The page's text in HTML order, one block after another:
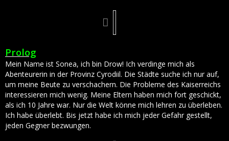
Prolog
Mein Name ist Sonea, ich bin Drow! Ich verdinge mich als
Abenteurerin in der Provinz Cyrodiil. Die Städte suche ich nur auf,
um meine Beute zu verschachern. Die Probleme des Kaiserreichs
interessieren mich wenig. Meine Eltern haben mich fort geschickt,
als ich 10 Jahre war. Nur die Welt könne mich lehren zu überleben.
Ich habe überlebt. Bis jetzt habe ich mich jeder Gefahr gestellt,
jeden Gegner bezwungen.